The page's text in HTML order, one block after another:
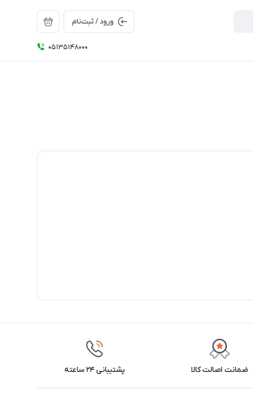
ورود / ثبت‌نام
05135148000
ضمانت اصالت کالا پشتیبانی ۲۴ ساعته